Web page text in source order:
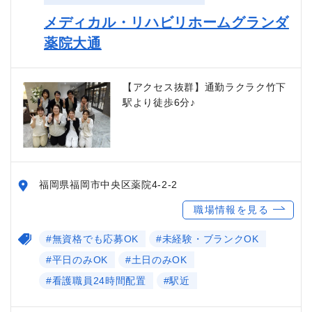
メディカル・リハビリホームグランダ
薬院大通
【アクセス抜群】通勤ラクラク竹下
駅より徒歩6分♪
福岡県福岡市中央区薬院4-2-2
職場情報を見る
#無資格でも応募OK
#未経験・ブランクOK
#平日のみOK
#土日のみOK
#看護職員24時間配置
#駅近